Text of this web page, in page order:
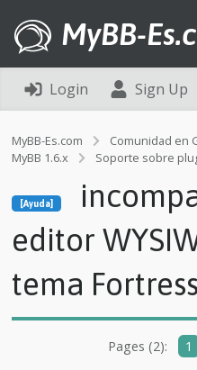
MyBB-
Login Sign Up
MyBB-Es.com Comunidad en
MyBB 1.6.x
Soporte sobre
[Ayuda]
editor
tema
Pages (2): 1